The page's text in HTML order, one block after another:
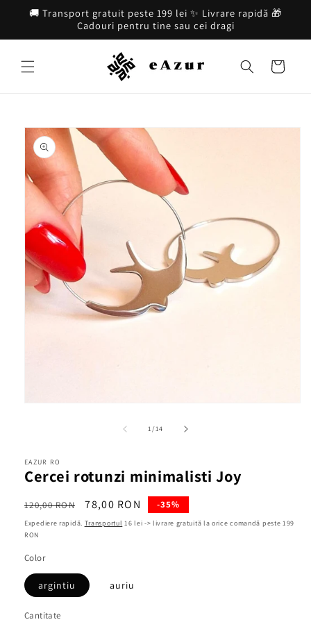
Salt la
🚚 Transport gratuit peste 199 lei ✨ Livrare rapidă 🎁
Cadouri pentru tine sau cei dragi
Coș
informațiile
despre
produs
o
fereastră
modală
1/din
14
EAZUR RO
Cercei rotunzi minimalisti Joy
Preț
obișnuit
120,00 RON
Preț
redus
78,00 RON -35%
Expediere rapidă. Transportul 16 lei -> livrare gratuită la orice comandă peste 199
RON
Color
argintiu auriu
Cantitate
Cantitate